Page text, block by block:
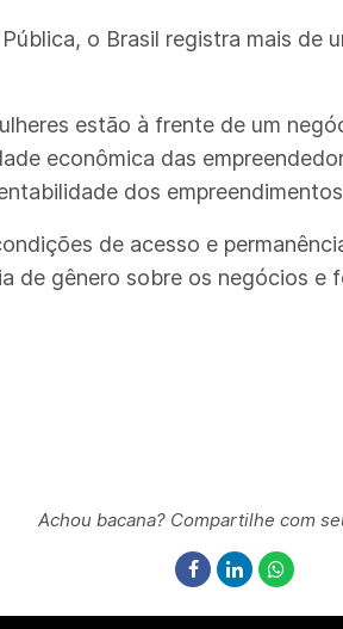
o Brasil registra mais de
estão à frente de um
econômica das
dos
de acesso e
de gênero sobre os negócios e
Achou bacana? Compartilhe com